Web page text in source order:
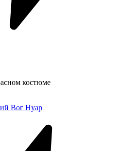
костюме
Вог Нуар